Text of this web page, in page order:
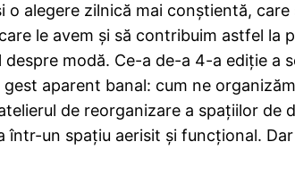
alegere zilnică mai conștientă,
le avem și să contribuim astfel la
modă. Ce-a de-a 4-a ediție a
aparent banal: cum ne
de reorganizare a spațiilor
un spațiu aerisit și funcțional.